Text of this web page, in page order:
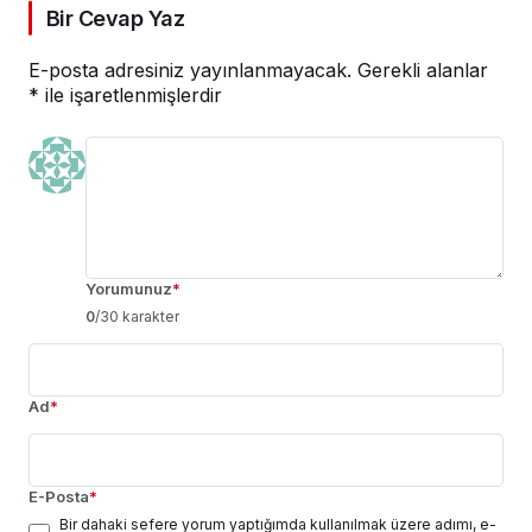
Bir Cevap Yaz
E-posta adresiniz yayınlanmayacak. Gerekli alanlar
* ile işaretlenmişlerdir
Yorumunuz*
0/30 karakter
Ad*
E-Posta*
Bir dahaki sefere yorum yaptığımda kullanılmak üzere adımı, e-